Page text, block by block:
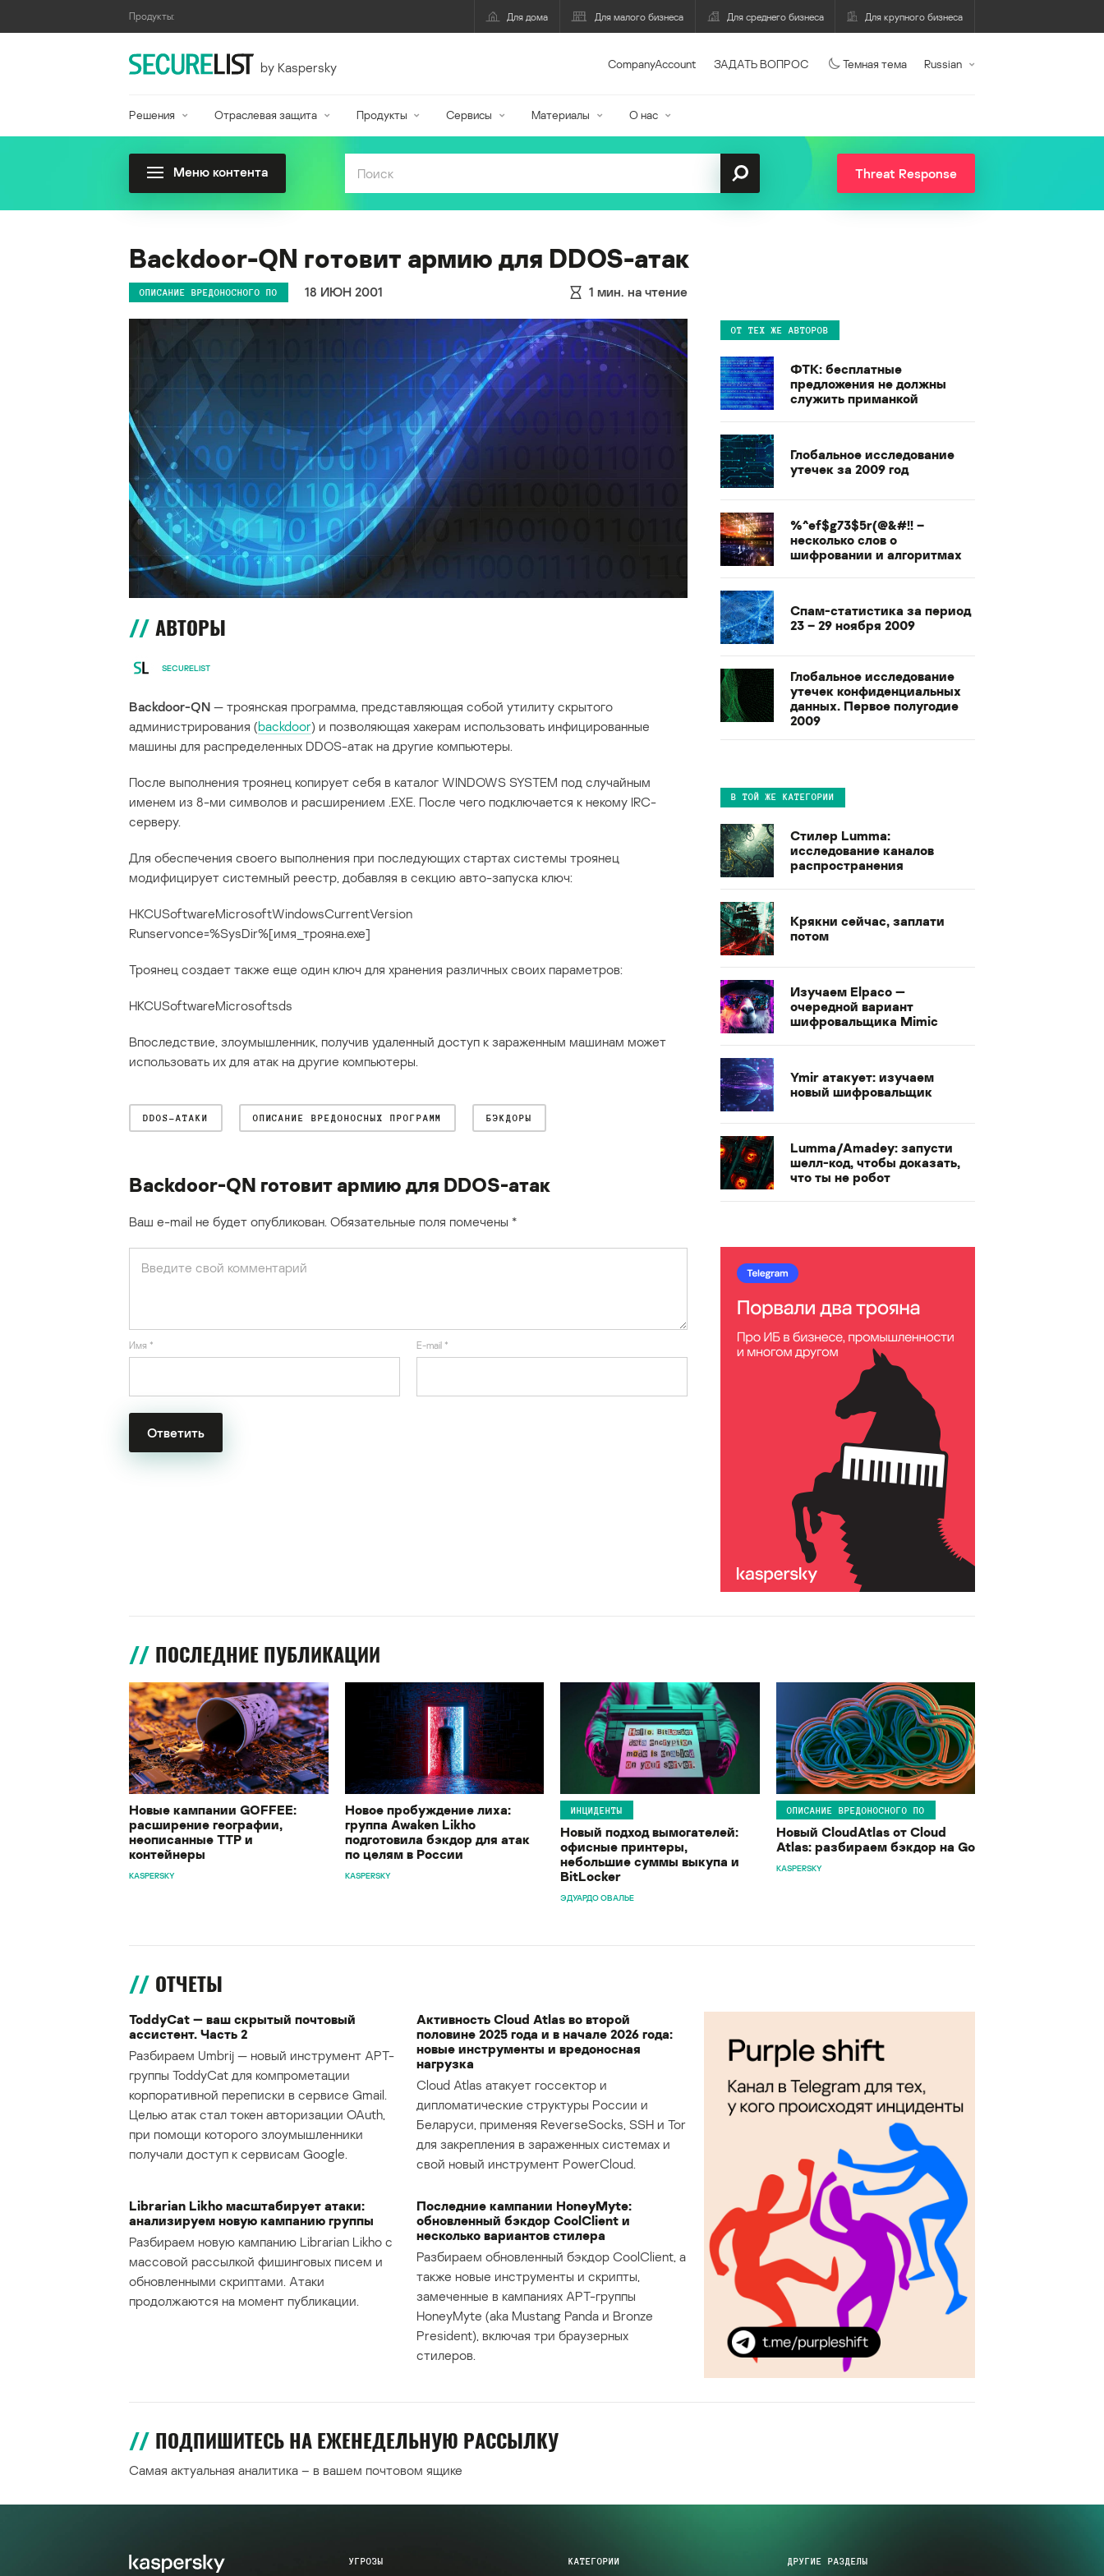
Продукты: Для дома Для малого бизнеса Для среднего бизнеса Для крупного бизнеса
by Kaspersky CompanyAccount ЗАДАТЬ ВОПРОС Темная тема Russian
Решения Отраслевая защита Продукты Сервисы Материалы О нас
Меню контента Threat Response
Backdoor-QN готовит армию для DDOS-атак
ОПИСАНИЕ ВРЕДОНОСНОГО ПО 18 ИЮН 2001 1 мин. на чтение
АВТОРЫ
SECURELIST
Backdoor-QN — троянская программа, представляющая собой утилиту скрытого
администрирования (backdoor) и позволяющая хакерам использовать инфицированные
машины для распределенных DDOS-атак на другие компьютеры.
После выполнения троянец копирует себя в каталог WINDOWS SYSTEM под случайным
именем из 8-ми символов и расширением .EXE. После чего подключается к некому IRC-
серверу.
Для обеспечения своего выполнения при последующих стартах системы троянец
модифицирует системный реестр, добавляя в секцию авто-запуска ключ:
HKCUSoftwareMicrosoftWindowsCurrentVersion
Runservonce=%SysDir%[имя_трояна.exe]
Троянец создает также еще один ключ для хранения различных своих параметров:
HKCUSoftwareMicrosoftsds
Впоследствие, злоумышленник, получив удаленный доступ к зараженным машинам может
использовать их для атак на другие компьютеры.
DDOS-АТАКИ ОПИСАНИЕ ВРЕДОНОСНЫХ ПРОГРАММ БЭКДОРЫ
Backdoor-QN готовит армию для DDOS-атак
Ваш e-mail не будет опубликован. Обязательные поля помечены *
Имя * E-mail *
ОТ ТЕХ ЖЕ АВТОРОВ
ФТК: бесплатные
предложения не должны
служить приманкой
Глобальное исследование
утечек за 2009 год
%^ef$g73$5r(@&#!! –
несколько слов о
шифровании и алгоритмах
Спам-статистика за период
23 – 29 ноября 2009
Глобальное исследование
утечек конфиденциальных
данных. Первое полугодие
2009
В ТОЙ ЖЕ КАТЕГОРИИ
Стилер Lumma:
исследование каналов
распространения
Крякни сейчас, заплати
потом
Изучаем Elpaco —
очередной вариант
шифровальщика Mimic
Ymir атакует: изучаем
новый шифровальщик
Lumma/Amadey: запусти
шелл-код, чтобы доказать,
что ты не робот
ПОСЛЕДНИЕ ПУБЛИКАЦИИ
Новые кампании GOFFEE:
расширение географии,
неописанные TTP и
контейнеры
KASPERSKY
Новое пробуждение лиха:
группа Awaken Likho
подготовила бэкдор для атак
по целям в России
KASPERSKY
ИНЦИДЕНТЫ
Новый подход вымогателей:
офисные принтеры,
небольшие суммы выкупа и
BitLocker
ЭДУАРДО ОВАЛЬЕ
ОПИСАНИЕ ВРЕДОНОСНОГО ПО
Новый CloudAtlas от Cloud
Atlas: разбираем бэкдор на Go
KASPERSKY
ОТЧЕТЫ
ToddyCat — ваш скрытый почтовый
ассистент. Часть 2
Разбираем Umbrij — новый инструмент APT-
группы ToddyCat для компрометации
корпоративной переписки в сервисе Gmail.
Целью атак стал токен авторизации OAuth,
при помощи которого злоумышленники
получали доступ к сервисам Google.
Активность Cloud Atlas во второй
половине 2025 года и в начале 2026 года:
новые инструменты и вредоносная
нагрузка
Cloud Atlas атакует госсектор и
дипломатические структуры России и
Беларуси, применяя ReverseSocks, SSH и Tor
для закрепления в зараженных системах и
свой новый инструмент PowerCloud.
Librarian Likho масштабирует атаки:
анализируем новую кампанию группы
Разбираем новую кампанию Librarian Likho с
массовой рассылкой фишинговых писем и
обновленными скриптами. Атаки
продолжаются на момент публикации.
Последние кампании HoneyMyte:
обновленный бэкдор CoolClient и
несколько вариантов стилера
Разбираем обновленный бэкдор CoolClient, а
также новые инструменты и скрипты,
замеченные в кампаниях APT-группы
HoneyMyte (aka Mustang Panda и Bronze
President), включая три браузерных
стилеров.
ПОДПИШИТЕСЬ НА ЕЖЕНЕДЕЛЬНУЮ РАССЫЛКУ
Самая актуальная аналитика – в вашем почтовом ящике
УГРОЗЫ КАТЕГОРИИ ДРУГИЕ РАЗДЕЛЫ